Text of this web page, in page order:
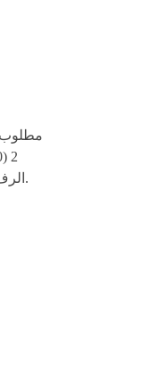
الرف والعادم للتهوية المناسبة.